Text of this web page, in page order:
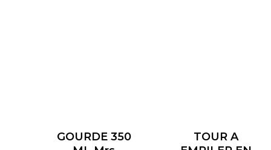
GOURDE 350
TOUR A